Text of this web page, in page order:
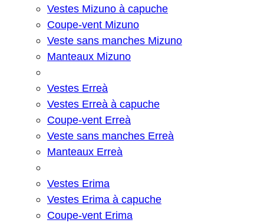
Vestes Mizuno à capuche
Coupe-vent Mizuno
Veste sans manches Mizuno
Manteaux Mizuno
Vestes Erreà
Vestes Erreà à capuche
Coupe-vent Erreà
Veste sans manches Erreà
Manteaux Erreà
Vestes Erima
Vestes Erima à capuche
Coupe-vent Erima